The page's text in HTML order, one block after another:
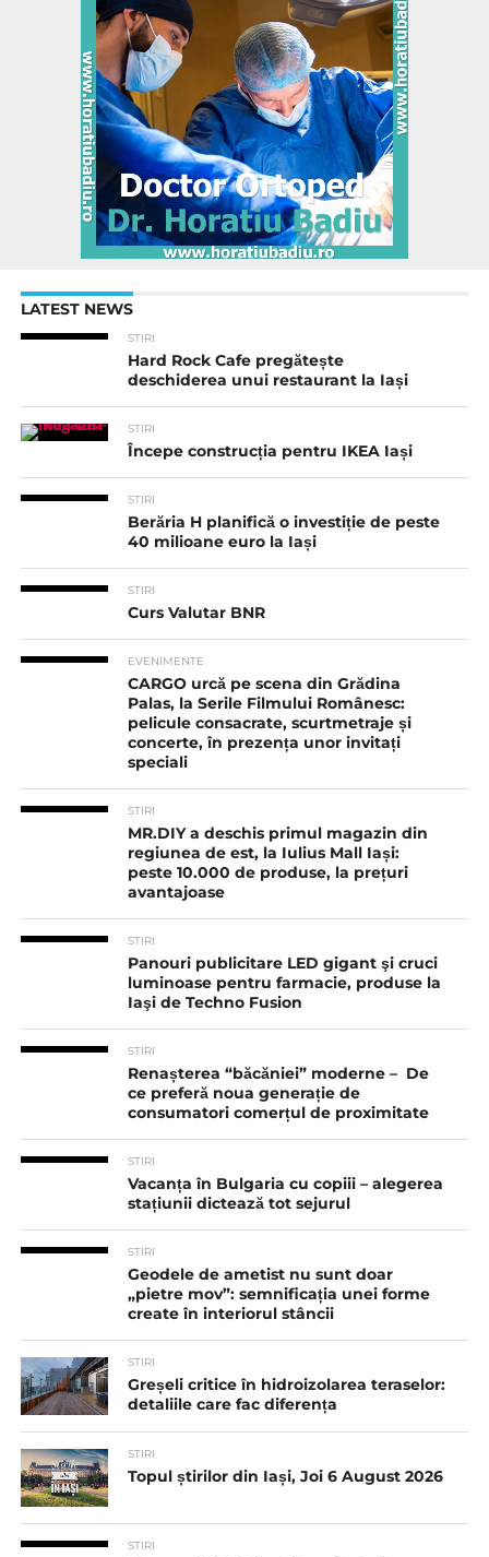
LATEST NEWS
STIRI
Hard Rock Cafe pregătește
deschiderea unui restaurant la Iași
STIRI
Începe construcția pentru IKEA Iași
STIRI
Berăria H planifică o investiție de peste
40 milioane euro la Iași
STIRI
Curs Valutar BNR
EVENIMENTE
CARGO urcă pe scena din Grădina
Palas, la Serile Filmului Românesc:
pelicule consacrate, scurtmetraje și
concerte, în prezența unor invitați
speciali
STIRI
MR.DIY a deschis primul magazin din
regiunea de est, la Iulius Mall Iași:
peste 10.000 de produse, la prețuri
avantajoase
STIRI
Panouri publicitare LED gigant şi cruci
luminoase pentru farmacie, produse la
Iaşi de Techno Fusion
STIRI
Renașterea “băcăniei” moderne – De
ce preferă noua generație de
consumatori comerțul de proximitate
STIRI
Vacanța în Bulgaria cu copiii – alegerea
stațiunii dictează tot sejurul
STIRI
Geodele de ametist nu sunt doar
„pietre mov”: semnificația unei forme
create în interiorul stâncii
STIRI
Greșeli critice în hidroizolarea teraselor:
detaliile care fac diferența
STIRI
Topul știrilor din Iași, Joi 6 August 2026
STIRI